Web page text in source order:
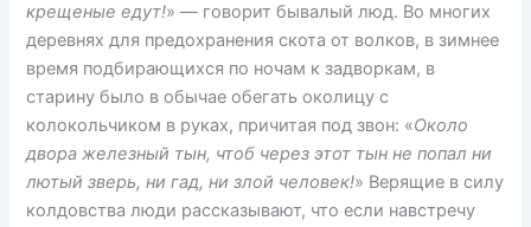
крещеные едут!» — говорит бывалый люд. Во многих
деревнях для предохранения скота от волков, в зимнее
время подбирающихся по ночам к задворкам, в
старину было в обычае обегать околицу с
колокольчиком в руках, причитая под звон: «Около
двора железный тын, чтоб через этот тын не попал ни
лютый зверь, ни гад, ни злой человек!» Верящие в силу
колдовства люди рассказывают, что если навстречу